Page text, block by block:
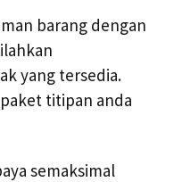
barang dengan
yang tersedia.
titipan anda
semaksimal